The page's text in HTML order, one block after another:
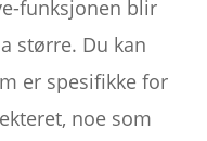
funksjonen blir
større. Du kan
er spesifikke for
noe som